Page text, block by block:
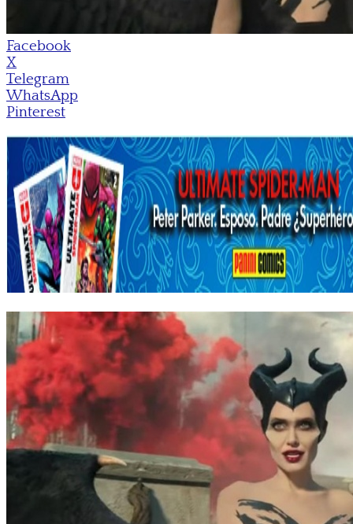
Facebook
X
Telegram
WhatsApp
Pinterest